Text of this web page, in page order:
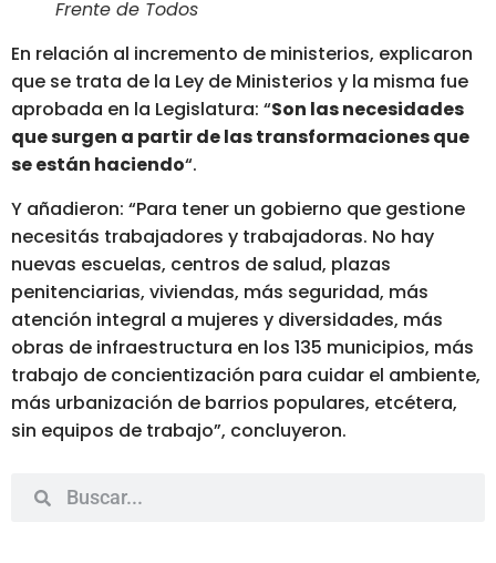
Frente de Todos
En relación al incremento de ministerios, explicaron
que se trata de la Ley de Ministerios y la misma fue
aprobada en la Legislatura: “Son las necesidades
que surgen a partir de las transformaciones que
se están haciendo“.
Y añadieron: “Para tener un gobierno que gestione
necesitás trabajadores y trabajadoras. No hay
nuevas escuelas, centros de salud, plazas
penitenciarias, viviendas, más seguridad, más
atención integral a mujeres y diversidades, más
obras de infraestructura en los 135 municipios, más
trabajo de concientización para cuidar el ambiente,
más urbanización de barrios populares, etcétera,
sin equipos de trabajo”, concluyeron.